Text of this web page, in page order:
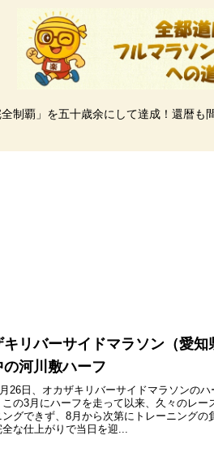
全制覇」を五十歳余にして達成！還暦
キリバーサイドマラソン（愛知
の河川敷ハーフ
26日、オカザキリバーサイドマラソンの
この3月にハーフを走って以来、久々のレー
ングできず、8月から次第にトレーニングの
全な仕上がりで当日を迎...